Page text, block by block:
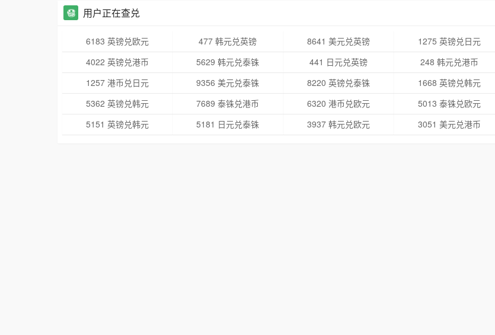
用户正在查兑
6183 英镑兑欧元 477 韩元兑英镑 8641 美元兑英镑
1275 英镑兑日元
4022 英镑兑港币
5629 韩元兑泰铢 441 日元兑英镑
248 韩元兑港币
1257 港币兑日元
9356 美元兑泰铢 8220 英镑兑泰铢
1668 英镑兑韩元
5362 英镑兑韩元
7689 泰铢兑港币 6320 港币兑欧元
5013 泰铢兑欧元
5151 英镑兑韩元
5181 日元兑泰铢 3937 韩元兑欧元 3051 美元兑港币